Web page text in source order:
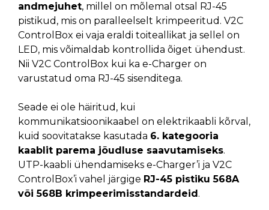
andmejuhet, millel on mõlemal otsal RJ-45
pistikud, mis on paralleelselt krimpeeritud. V2C
ControlBox ei vaja eraldi toiteallikat ja sellel on
LED, mis võimaldab kontrollida õiget ühendust.
Nii V2C ControlBox kui ka e-Charger on
varustatud oma RJ-45 sisenditega.
Seade ei ole häiritud, kui
kommunikatsioonikaabel on elektrikaabli kõrval,
kuid soovitatakse kasutada 6. kategooria
kaablit parema jõudluse saavutamiseks.
UTP-kaabli ühendamiseks e-Charger’i ja V2C
ControlBox’i vahel järgige RJ-45 pistiku 568A
või 568B krimpeerimisstandardeid.